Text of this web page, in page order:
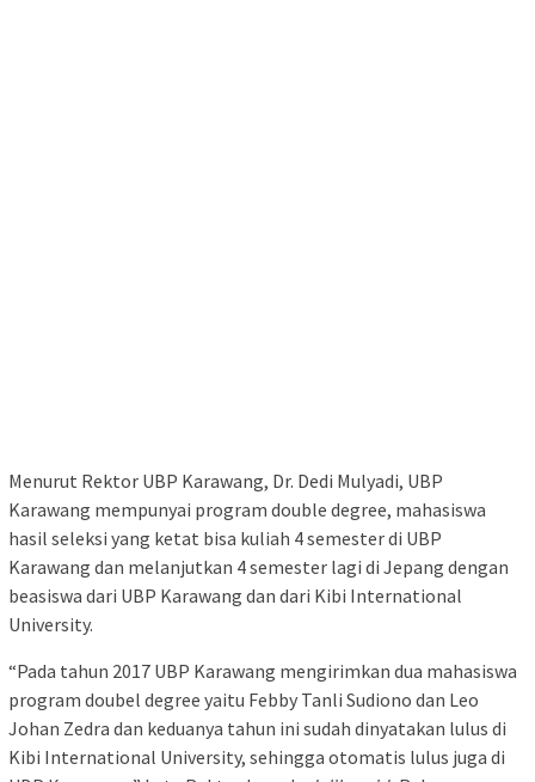
Menurut Rektor UBP Karawang, Dr. Dedi Mulyadi, UBP
Karawang mempunyai program double degree, mahasiswa
hasil seleksi yang ketat bisa kuliah 4 semester di UBP
Karawang dan melanjutkan 4 semester lagi di Jepang dengan
beasiswa dari UBP Karawang dan dari Kibi International
University.
“Pada tahun 2017 UBP Karawang mengirimkan dua mahasiswa
program doubel degree yaitu Febby Tanli Sudiono dan Leo
Johan Zedra dan keduanya tahun ini sudah dinyatakan lulus di
Kibi International University, sehingga otomatis lulus juga di